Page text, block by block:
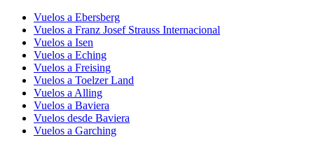
Vuelos a Ebersberg
Vuelos a Franz Josef Strauss Internacional
Vuelos a Isen
Vuelos a Eching
Vuelos a Freising
Vuelos a Toelzer Land
Vuelos a Alling
Vuelos a Baviera
Vuelos desde Baviera
Vuelos a Garching